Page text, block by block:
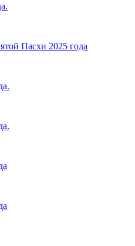
Пасхи 2025 года